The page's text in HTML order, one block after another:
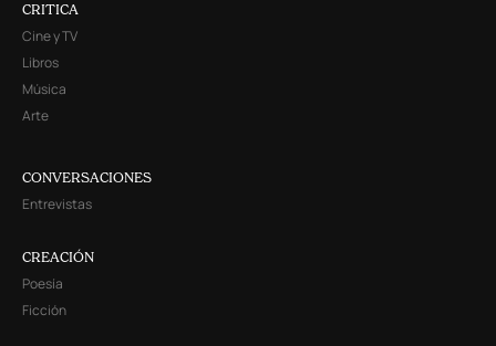
CRITICA
Cine y TV
Libros
Música
Arte
CONVERSACIONES
Entrevistas
CREACIÓN
Poesía
Ficción